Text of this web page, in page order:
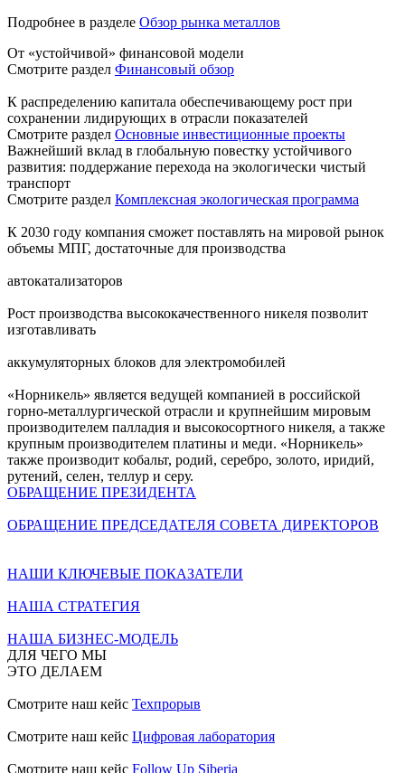
Подробнее в разделе Обзор рынка металлов
От «устойчивой» финансовой модели
Смотрите раздел Финансовый обзор
К распределению капитала обеспечивающему рост при
сохранении лидирующих в отрасли показателей
Смотрите раздел Основные инвестиционные проекты
Важнейший вклад в глобальную повестку устойчивого
развития: поддержание перехода на экологически чистый
транспорт
Смотрите раздел Комплексная экологическая программа
К 2030 году компания сможет поставлять на мировой рынок
объемы МПГ, достаточные для производства
автокатализаторов
Рост производства высококачественного никеля позволит
изготавливать
аккумуляторных блоков для электромобилей
«Норникель» является ведущей компанией в российской
горно-металлургической отрасли и крупнейшим мировым
производителем палладия и высокосортного никеля, а также
крупным производителем платины и меди. «Норникель»
также производит кобальт, родий, серебро, золото, иридий,
рутений, селен, теллур и серу.
ОБРАЩЕНИЕ ПРЕЗИДЕНТА
ОБРАЩЕНИЕ ПРЕДСЕДАТЕЛЯ СОВЕТА ДИРЕКТОРОВ
НАШИ КЛЮЧЕВЫЕ ПОКАЗАТЕЛИ
НАША СТРАТЕГИЯ
НАША БИЗНЕС-МОДЕЛЬ
ДЛЯ ЧЕГО МЫ
ЭТО ДЕЛАЕМ
Смотрите наш кейс Техпрорыв
Смотрите наш кейс Цифровая лаборатория
Смотрите наш кейс Follow Up Siberia